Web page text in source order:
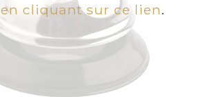
en cliquant sur ce lien.